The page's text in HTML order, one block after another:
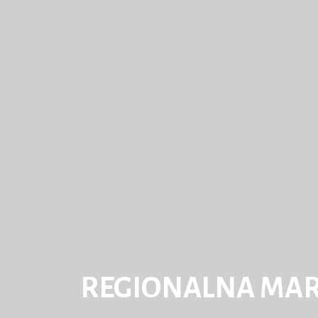
REGIONALNA